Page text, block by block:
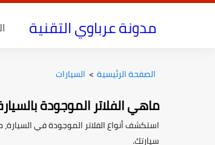
مدونة عرباوي التقنية
الصفحة الرئيسية > السيارات
ماهي الفلاتر الموجودة
استكشف أنواع الفلاتر الموجودة في
سيارتك.